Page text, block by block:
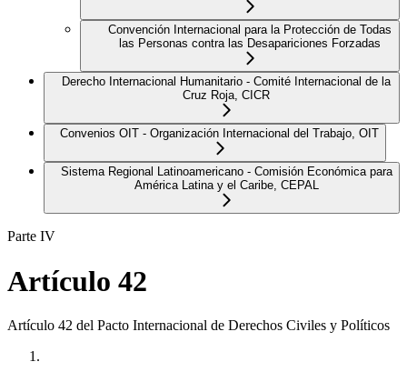
Convención Internacional para la Protección de Todas
las Personas contra las Desapariciones Forzadas
Derecho Internacional Humanitario - Comité Internacional de la
Cruz Roja, CICR
Convenios OIT - Organización Internacional del Trabajo, OIT
Sistema Regional Latinoamericano - Comisión Económica para
América Latina y el Caribe, CEPAL
Parte IV
Artículo 42
Artículo 42 del Pacto Internacional de Derechos Civiles y Políticos